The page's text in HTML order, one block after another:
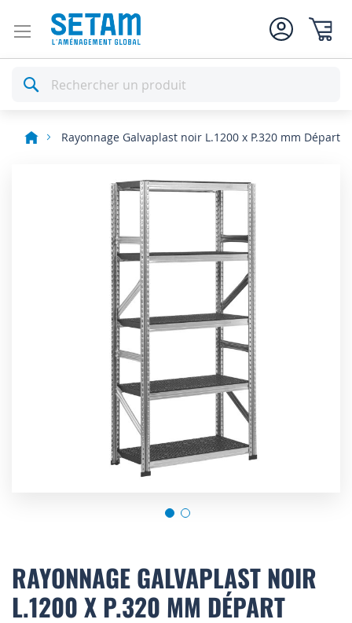
Rechercher
Rayonnage Galvaplast noir L.1200 x P.320 mm Départ
to
the
beginning
of
RAYONNAGE GALVAPLAST NOIR
L.1200 X P.320 MM DÉPART